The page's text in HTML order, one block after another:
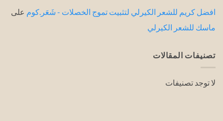
افضل كريم للشعر الكيرلي لتثبيت تموج الخصلات - شَعَر.كوم على
ماسك للشعر الكيرلي
تصنيفات المقالات
لا توجد تصنيفات